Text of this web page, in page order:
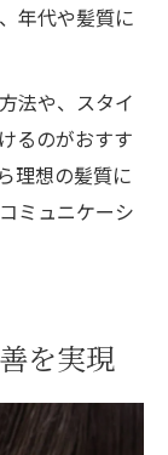
年代や髪質に
法や、スタイ
るのがおすす
理想の髪質に
ミュニケーシ
を実現